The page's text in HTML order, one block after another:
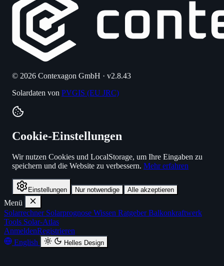
© 2026 Contexagon GmbH · v2.8.43
Solardaten von PVGIS (EU JRC)
Cookie-Einstellungen
Wir nutzen Cookies und LocalStorage, um Ihre Eingaben zu
speichern und die Website zu verbessern. Mehr erfahren
Einstellungen Nur notwendige Alle akzeptieren
Menü
Solarrechner Solarprognose Wissen RatgeberBalkonkraftwerk
Tools Solar-Atlas
AnmeldenRegistrieren
English
Helles Design